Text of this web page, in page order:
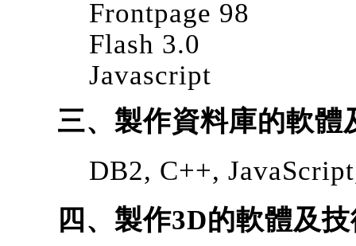
Frontpage 98
Flash 3.0
Javascript
三、製作資料庫的軟體
DB2, C++,
四、製作3D的軟體及